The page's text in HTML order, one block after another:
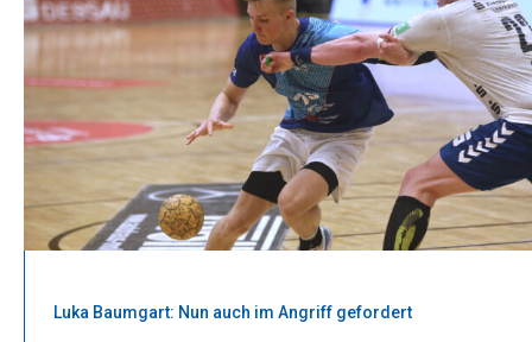
Luka Baumgart: Nun auch im Angriff gefordert